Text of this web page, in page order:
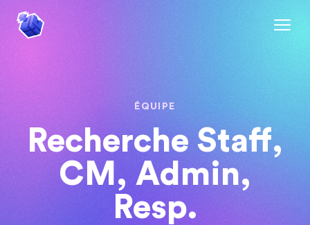
ÉQUIPE
Recherche Staff,
CM, Admin,
Resp.